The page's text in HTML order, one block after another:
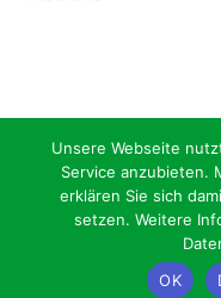
Unsere Webseite
Service anzubieten.
erklären Sie sich
setzen. Weitere
OK